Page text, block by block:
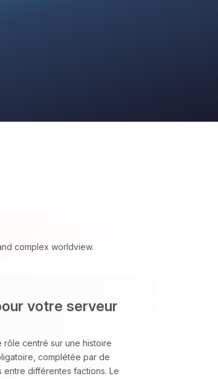
complex worldview.
votre serveur
rôle centré sur une histoire
complétée par de
différentes factions. Le